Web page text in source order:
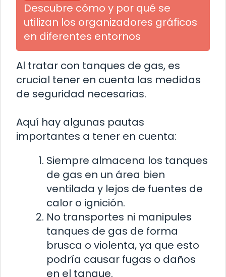
Descubre cómo y por qué se
utilizan los organizadores gráficos
en diferentes entornos
Al tratar con tanques de gas, es
crucial tener en cuenta las medidas
de seguridad necesarias.
Aquí hay algunas pautas
importantes a tener en cuenta:
Siempre almacena los tanques
de gas en un área bien
ventilada y lejos de fuentes de
calor o ignición.
No transportes ni manipules
tanques de gas de forma
brusca o violenta, ya que esto
podría causar fugas o daños
en el tanque.